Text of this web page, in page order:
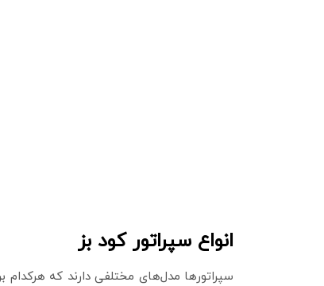
انواع سپراتور کود بز
سپراتورها مدل‌های مختلفی دارند که